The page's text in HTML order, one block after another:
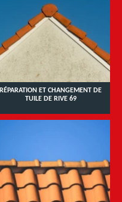
RÉPARATION ET CHANGEMENT DE
TUILE DE RIVE 69